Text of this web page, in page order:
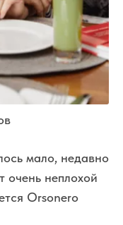
мало, недавно
очень неплохой
Orsonero